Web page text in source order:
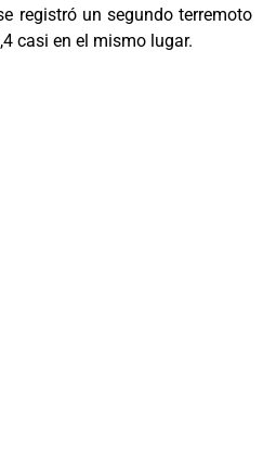
registró un segundo terremoto
casi en el mismo lugar.